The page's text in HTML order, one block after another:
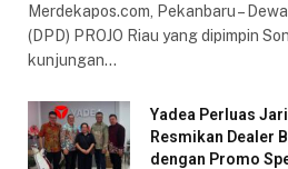
Merdekapos.com, Pekanbaru –
(DPD) PROJO Riau yang dipimpin
kunjungan…
Yadea Perluas
Resmikan Dealer
dengan Promo